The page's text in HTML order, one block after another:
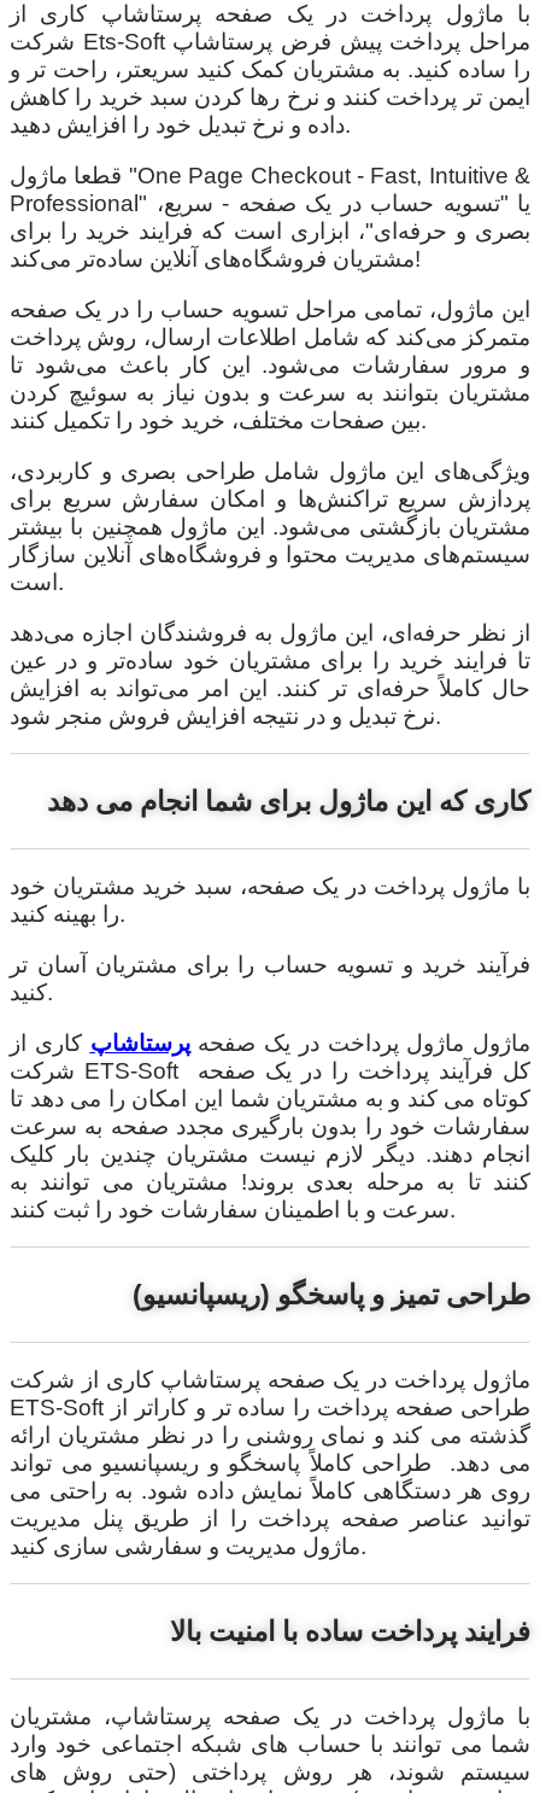
با ماژول پرداخت در یک صفحه پرستاشاپ کاری از
شرکت Ets-Soft مراحل پرداخت پیش فرض پرستاشاپ
را ساده کنید. به مشتریان کمک کنید سریعتر، راحت تر و
ایمن تر پرداخت کنند و نرخ رها کردن سبد خرید را کاهش
داده و نرخ تبدیل خود را افزایش دهید.
قطعا ماژول "One Page Checkout - Fast, Intuitive &
Professional" یا "تسویه حساب در یک صفحه - سریع،
بصری و حرفه‌ای"، ابزاری است که فرایند خرید را برای
مشتریان فروشگاه‌های آنلاین ساده‌تر می‌کند!
این ماژول، تمامی مراحل تسویه حساب را در یک صفحه
متمرکز می‌کند که شامل اطلاعات ارسال، روش پرداخت
و مرور سفارشات می‌شود. این کار باعث می‌شود تا
مشتریان بتوانند به سرعت و بدون نیاز به سوئیچ کردن
بین صفحات مختلف، خرید خود را تکمیل کنند.
ویژگی‌های این ماژول شامل طراحی بصری و کاربردی،
پردازش سریع تراکنش‌ها و امکان سفارش سریع برای
مشتریان بازگشتی می‌شود. این ماژول همچنین با بیشتر
سیستم‌های مدیریت محتوا و فروشگاه‌های آنلاین سازگار
است.
از نظر حرفه‌ای، این ماژول به فروشندگان اجازه می‌دهد
تا فرایند خرید را برای مشتریان خود ساده‌تر و در عین
حال کاملاً حرفه‌ای تر کنند. این امر می‌تواند به افزایش
نرخ تبدیل و در نتیجه افزایش فروش منجر شود.
کاری که این ماژول برای شما انجام می دهد
با ماژول پرداخت در یک صفحه، سبد خرید مشتریان خود
را بهینه کنید.
فرآیند خرید و تسویه حساب را برای مشتریان آسان تر
کنید.
ماژول ماژول پرداخت در یک صفحهپرستاشاپ کاری از
شرکت ETS-Soft کل فرآیند پرداخت را در یک صفحه
کوتاه می کند و به مشتریان شما این امکان را می دهد تا
سفارشات خود را بدون بارگیری مجدد صفحه به سرعت
انجام دهند. دیگر لازم نیست مشتریان چندین بار کلیک
کنند تا به مرحله بعدی بروند! مشتریان می توانند به
سرعت و با اطمینان سفارشات خود را ثبت کنند.
طراحی تمیز و پاسخگو (ریسپانسیو)
ماژول پرداخت در یک صفحه پرستاشاپ کاری از شرکت
ETS-Soft طراحی صفحه پرداخت را ساده تر و کاراتر از
گذشته می کند و نمای روشنی را در نظر مشتریان ارائه
می دهد. طراحی کاملاً پاسخگو و ریسپانسیو می تواند
روی هر دستگاهی کاملاً نمایش داده شود. به راحتی می
توانید عناصر صفحه پرداخت را از طریق پنل مدیریت
ماژول مدیریت و سفارشی سازی کنید.
فرایند پرداخت ساده با امنیت بالا
با ماژول پرداخت در یک صفحه پرستاشاپ، مشتریان
شما می توانند با حساب های شبکه اجتماعی خود وارد
سیستم شوند، هر روش پرداختی (حتی روش های